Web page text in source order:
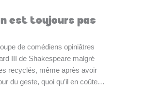
est toujours pas
de comédiens opiniâtres
III de Shakespeare malgré
recyclés, même après avoir
du geste, quoi qu’il en coûte…